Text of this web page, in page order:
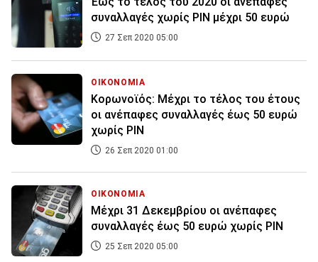
συναλλαγές χωρίς PIN μέχρι 50 ευρώ
27 Σεπ 2020 05:00
ΟΙΚΟΝΟΜΙΑ
Κορωνοϊός: Μέχρι το τέλος του έτους
οι ανέπαφες συναλλαγές έως 50 ευρώ
χωρίς PIN
26 Σεπ 2020 01:00
ΟΙΚΟΝΟΜΙΑ
Μέχρι 31 Δεκεμβρίου οι ανέπαφες
συναλλαγές έως 50 ευρώ χωρίς PIN
25 Σεπ 2020 05:00